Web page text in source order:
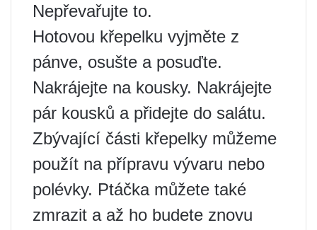
Nepřevařujte to.
Hotovou křepelku vyjměte z
pánve, osušte a posuďte.
Nakrájejte na kousky. Nakrájejte
pár kousků a přidejte do salátu.
Zbývající části křepelky můžeme
použít na přípravu vývaru nebo
polévky. Ptáčka můžete také
zmrazit a až ho budete znovu